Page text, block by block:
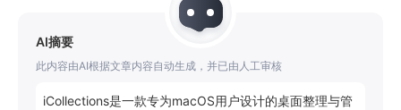
AI摘要
此内容由AI根据文章内容自动生成，并已由人工审核
iCollections是一款专为macOS用户设计的桌面整理与管